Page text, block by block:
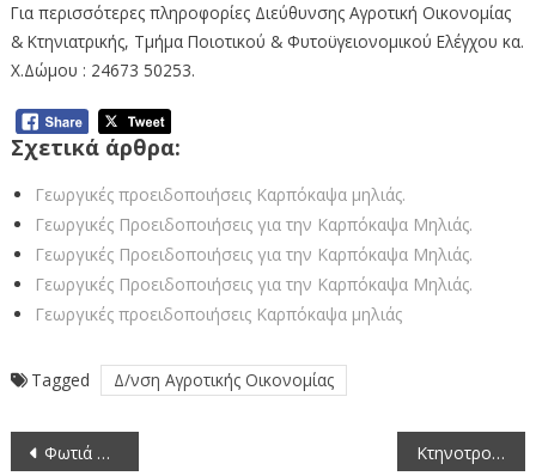
Για περισσότερες πληροφορίες Διεύθυνσης Αγροτική Οικονομίας
& Κτηνιατρικής, Τμήμα Ποιοτικού & Φυτοϋγειονομικού Ελέγχου κα.
Χ.Δώμου : 24673 50253.
Σχετικά άρθρα:
Γεωργικές προειδοποιήσεις Καρπόκαψα μηλιάς.
Γεωργικές Προειδοποιήσεις για την Καρπόκαψα Μηλιάς.
Γεωργικές Προειδοποιήσεις για την Καρπόκαψα Μηλιάς.
Γεωργικές Προειδοποιήσεις για την Καρπόκαψα Μηλιάς.
Γεωργικές προειδοποιήσεις Καρπόκαψα μηλιάς
Tagged Δ/νση Αγροτικής Οικονομίας
Πλοήγηση
Φωτιά στο Βροντερό Φλώρινας. Κτηνοτροφικές Εγκαταστάσεις